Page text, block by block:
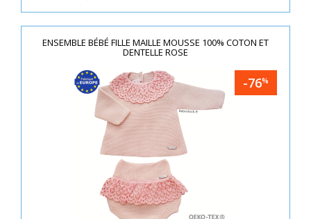
ENSEMBLE BÉBÉ FILLE MAILLE MOUSSE 100% COTON ET
DENTELLE ROSE
-76%